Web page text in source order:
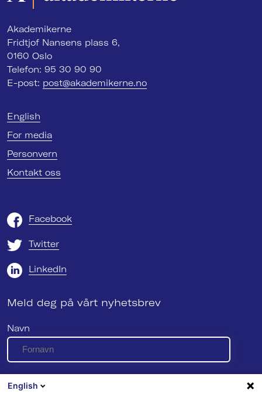
Akademikerne
Fridtjof Nansens plass 6,
0160 Oslo
Telefon: 95 30 90 90
E-post: post@akademikerne.no
English
For media
Personvern
Kontakt oss
Facebook
Twitter
LinkedIn
Meld deg på vårt nyhetsbrev
Navn
E-post
English